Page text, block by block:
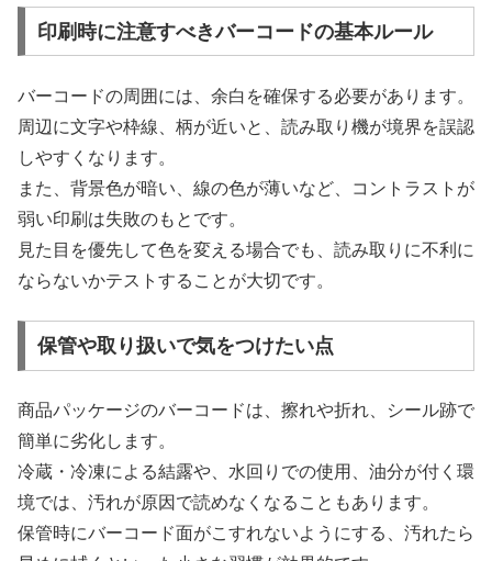
印刷時に注意すべきバーコードの基本ルール
バーコードの周囲には、余白を確保する必要があります。
周辺に文字や枠線、柄が近いと、読み取り機が境界を誤認
しやすくなります。
また、背景色が暗い、線の色が薄いなど、コントラストが
弱い印刷は失敗のもとです。
見た目を優先して色を変える場合でも、読み取りに不利に
ならないかテストすることが大切です。
保管や取り扱いで気をつけたい点
商品パッケージのバーコードは、擦れや折れ、シール跡で
簡単に劣化します。
冷蔵・冷凍による結露や、水回りでの使用、油分が付く環
境では、汚れが原因で読めなくなることもあります。
保管時にバーコード面がこすれないようにする、汚れたら